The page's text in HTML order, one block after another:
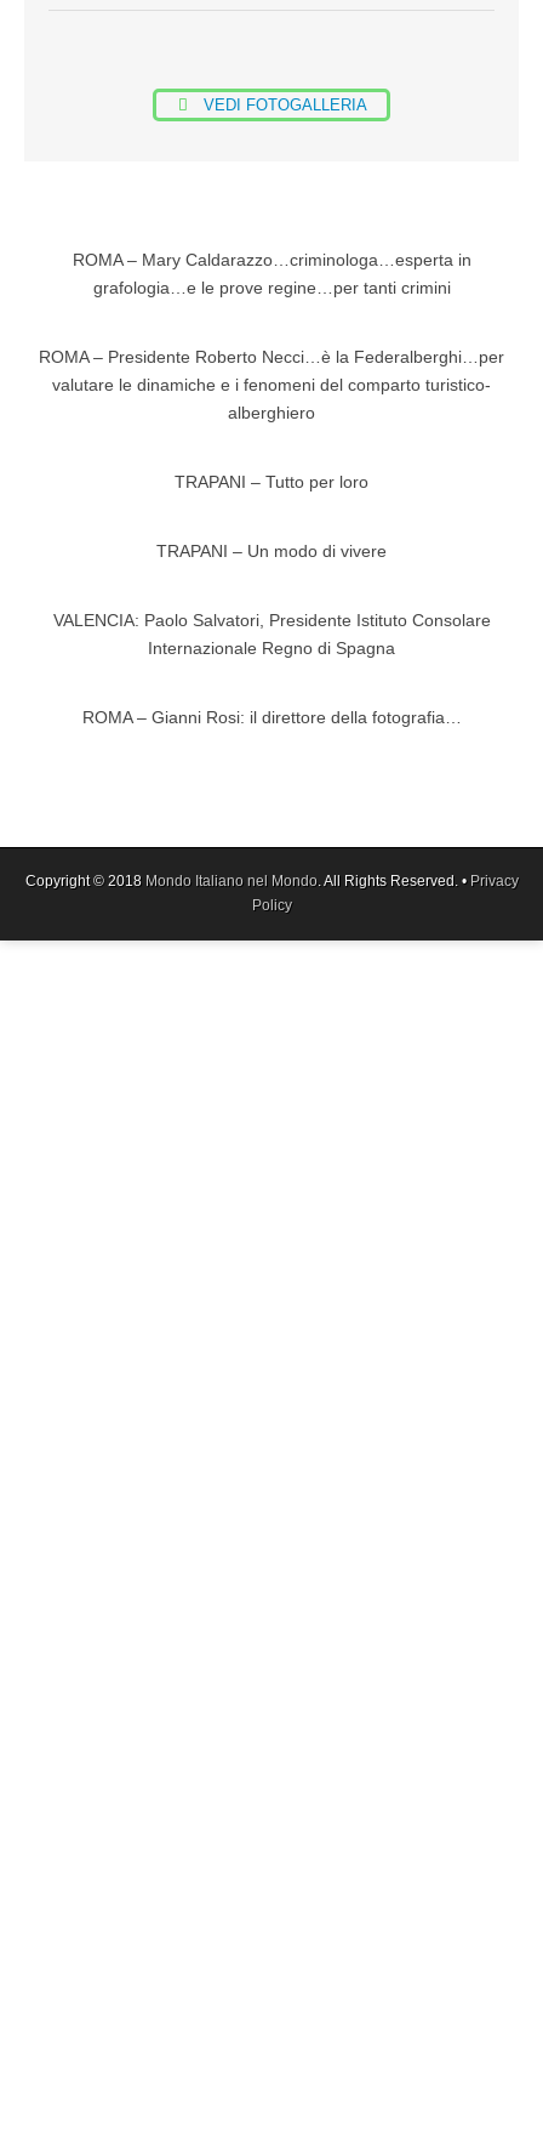
VEDI FOTOGALLERIA
ROMA – Mary Caldarazzo…criminologa…esperta in
grafologia…e le prove regine…per tanti crimini
ROMA – Presidente Roberto Necci…è la Federalberghi…per
valutare le dinamiche e i fenomeni del comparto turistico-
alberghiero
TRAPANI – Tutto per loro
TRAPANI – Un modo di vivere
VALENCIA: Paolo Salvatori, Presidente Istituto Consolare
Internazionale Regno di Spagna
ROMA – Gianni Rosi: il direttore della fotografia…
Copyright © 2018 Mondo Italiano nel Mondo. All Rights Reserved. • Privacy
Policy